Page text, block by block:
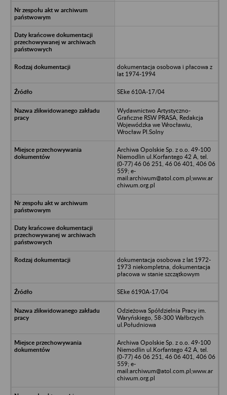
dokumentacja osobowa i płacowa z
lat 1974-1994
SEke 610A-17/04
Wydawnictwo Artystyczno-
Graficzne RSW PRASA, Redakcja
Wojewódzka we Wrocławiu,
Wrocław Pl.Solny
Archiwa Opolskie Sp. z o.o. 49-100
Niemodlin ul.Korfantego 42 A, tel.
(0-77) 46 06 251, 46 06 401, 406 06
559; e-
mail:archiwum@atol.com.pl;www.ar
chiwum.org.pl
dokumentacja osobowa z lat 1972-
1973 niekompletna, dokumentacja
płacowa w stanie szczątkowym
SEke 6190A-17/04
Odzieżowa Spółdzielnia Pracy im.
Waryńskiego, 58-300 Wałbrzych
ul.Południowa
Archiwa Opolskie Sp. z o.o. 49-100
Niemodlin ul.Korfantego 42 A, tel.
(0-77) 46 06 251, 46 06 401, 406 06
559; e-
mail:archiwum@atol.com.pl;www.ar
chiwum.org.pl